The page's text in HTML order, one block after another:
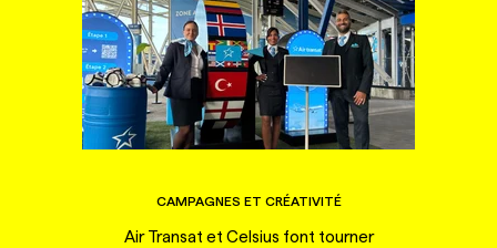
CAMPAGNES ET CRÉATIVITÉ
Air Transat et Celsius font tourner